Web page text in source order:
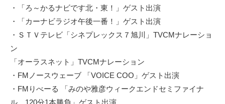
・「ろ～かるナビです北・東！」ゲスト出演
・「カーナビラジオ午後一番！」ゲスト出演
・ＳＴＶテレビ「シネプレックス７旭川」TVCMナレーショ
ン
「オーラスネット」TVCMナレーション
・FMノースウェーブ 「VOICE COO」ゲスト出演
・FMりべーる 「みのや雅彦ウィークエンドセミファイナ